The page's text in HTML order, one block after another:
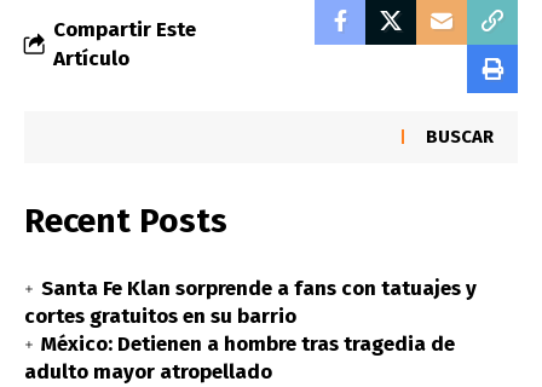
Compartir Este
Artículo
BUSCAR
Recent Posts
Santa Fe Klan sorprende a fans con tatuajes y
cortes gratuitos en su barrio
México: Detienen a hombre tras tragedia de
adulto mayor atropellado